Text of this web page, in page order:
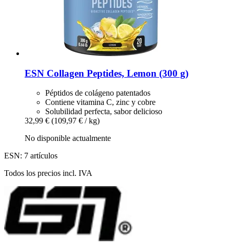
ESN Collagen Peptides, Lemon (300 g)
Péptidos de colágeno patentados
Contiene vitamina C, zinc y cobre
Solubilidad perfecta, sabor delicioso
32,99 € (109,97 € / kg)
No disponible actualmente
ESN: 7 artículos
Todos los precios incl. IVA